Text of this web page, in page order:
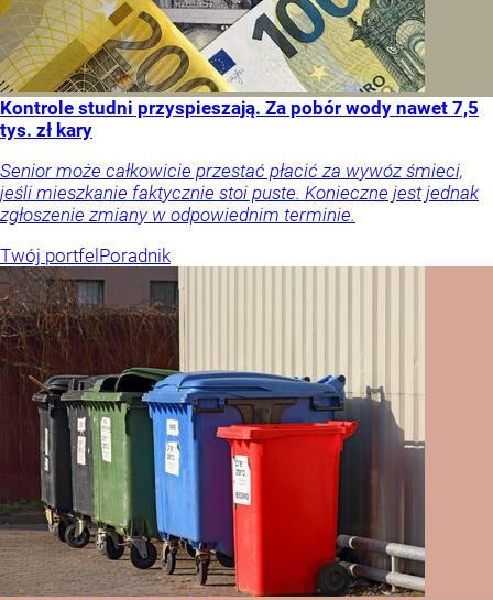
Kontrole studni przyspieszają. Za pobór wody nawet 7,5
tys. zł kary
Senior może całkowicie przestać płacić za wywóz śmieci,
jeśli mieszkanie faktycznie stoi puste. Konieczne jest jednak
zgłoszenie zmiany w odpowiednim terminie.
Twój portfel Poradnik